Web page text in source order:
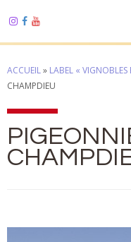
ACCUEIL» LABEL « VIGNOBLES
CHAMPDIEU